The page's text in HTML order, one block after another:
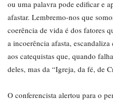
ou uma palavra pode edificar e
afastar. Lembremo-nos que
coerência de vida é dos fatores
a incoerência afasta,
aos catequistas que, quando
deles, mas da “Igreja, da fé, de
O conferencista alertou para o